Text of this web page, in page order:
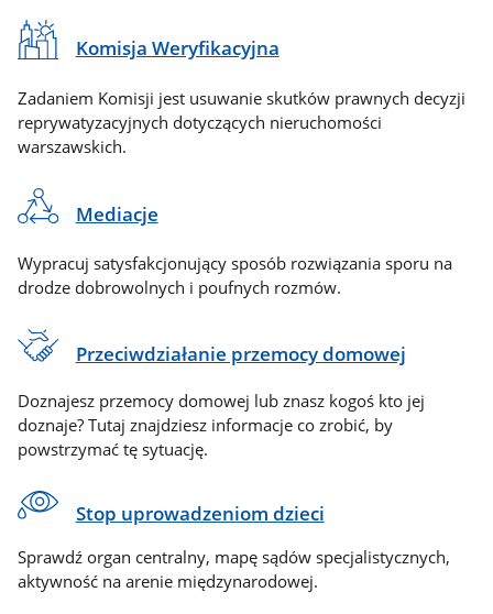
Komisja Weryfikacyjna
Zadaniem Komisji jest usuwanie skutków prawnych decyzji
reprywatyzacyjnych dotyczących nieruchomości
warszawskich.
Mediacje
Wypracuj satysfakcjonujący sposób rozwiązania sporu na
drodze dobrowolnych i poufnych rozmów.
Przeciwdziałanie przemocy domowej
Doznajesz przemocy domowej lub znasz kogoś kto jej
doznaje? Tutaj znajdziesz informacje co zrobić, by
powstrzymać tę sytuację.
Stop uprowadzeniom dzieci
Sprawdź organ centralny, mapę sądów specjalistycznych,
aktywność na arenie międzynarodowej.